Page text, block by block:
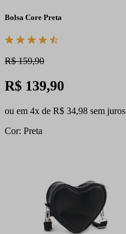
Bolsa Core Preta
R$ 159,90
R$ 139,90
ou em 4x de R$ 34,98 sem juros
Cor: Preta